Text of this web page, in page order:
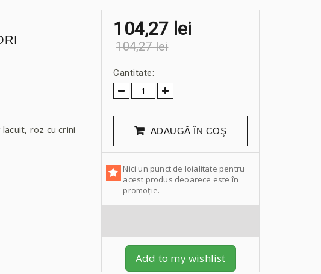
roz cu crini
104,27 lei
104,27 lei
Cantitate:
ADAUGĂ ÎN COŞ
Nici un punct de loialitate pentru
acest produs deoarece este în
promoție.
Add to my wishlist